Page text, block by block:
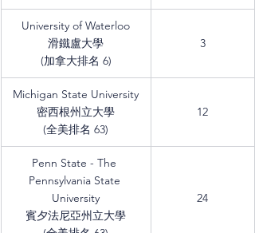
University of Waterloo
滑鐵盧大學
(加拿大排名 6)
3
Michigan State University
密西根州立大學
(全美排名 63)
12
Penn State - The
Pennsylvania State
University
賓夕法尼亞州立大學
24